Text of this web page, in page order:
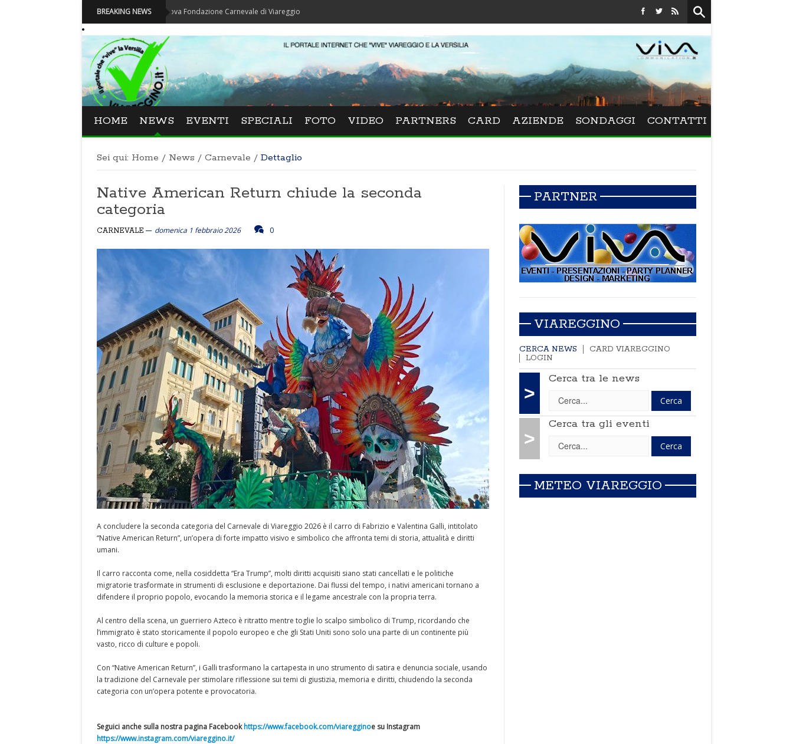
BREAKING NEWS
Carnevale - Nominata la nuova Fondazione Carnevale di Viareggio Festival La Versiliana - La direttrice lucchese Beatrice Venezi torna
HOME NEWS EVENTI SPECIALI FOTO VIDEO PARTNERS CARD AZIENDE SONDAGGI CONTATTI
Sei qui: Home / News / Carnevale / Dettaglio
Native American Return chiude la seconda
categoria
CARNEVALE domenica 1 febbraio 2026 0
A concludere la seconda categoria del Carnevale di Viareggio 2026 è il carro di Fabrizio e Valentina Galli, intitolato
“Native American Return”, un’opera di forte impatto visivo e simbolico che affronta temi di storia, attualità e diritti
umani.
Il carro racconta come, nella cosiddetta “Era Trump”, molti diritti acquisiti siano stati cancellati e le politiche
migratorie trasformate in strumenti di esclusione e deportazione. Dai flussi del tempo, i nativi americani tornano a
difendere il proprio popolo, evocando la memoria storica e il legame ancestrale con la propria terra.
Al centro della scena, un guerriero Azteco è ritratto mentre toglie lo scalpo simbolico di Trump, ricordando che
l’immigrato è stato storicamente il popolo europeo e che gli Stati Uniti sono solo una parte di un continente più
vasto, ricco di culture e popoli.
Con “Native American Return”, i Galli trasformano la cartapesta in uno strumento di satira e denuncia sociale, usando
la tradizione del Carnevale per stimolare riflessione sui temi di giustizia, memoria e diritti, chiudendo la seconda
categoria con un’opera potente e provocatoria.
Seguici anche sulla nostra pagina Facebookhttps://www.facebook.com/viaregginoe su Instagram
https://www.instagram.com/viareggino.it/
PARTNER
VIAREGGINO
CERCA NEWS
CARD VIAREGGINO
LOGIN
>
Cerca tra le news
>
Cerca tra gli eventi
METEO VIAREGGIO